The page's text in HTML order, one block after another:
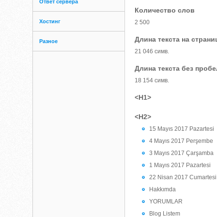
Ответ сервера
Хостинг
Разное
Количество слов
2 500
Длина текста на
21 046 симв.
Длина текста без
18 154 симв.
<H1>
<H2>
15 Mayıs 2017 Pazartesi
4 Mayıs 2017 Perşembe
3 Mayıs 2017 Çarşamba
1 Mayıs 2017 Pazartesi
22 Nisan 2017 Cumartesi
Hakkımda
YORUMLAR
Blog Listem